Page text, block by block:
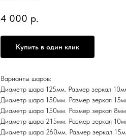
4 000 р.
Купить в один клик
Варианты шаров:
Диаметр шара 125мм. Размер зеркал
Диаметр шара 150мм. Размер зеркал
Диаметр шара 150мм. Размер зеркал
Диаметр шара 215мм. Размер зеркал
Диаметр шара 260мм. Размер зеркал